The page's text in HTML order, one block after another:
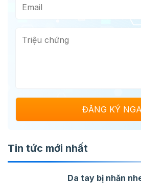
Tin tức mới nhất
Da tay bị nhăn